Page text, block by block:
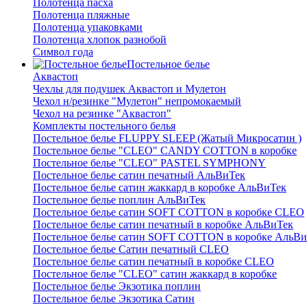
Полотенца пасха
Полотенца пляжные
Полотенца упаковками
Полотенца хлопок разнобой
Символ года
Постельное белье
Аквастоп
Чехлы для подушек Аквастоп и Мулетон
Чехол н/резинке "Мулетон" непромокаемый
Чехол на резинке "Аквастоп"
Комплекты постельного белья
Постельное белье FLUPPY SLEEP (Жатый Микросатин )
Постельное белье "CLEO" CANDY COTTON в коробке
Постельное белье "CLEO" PASTEL SYMPHONY
Постельное белье сатин печатный АльВиТек
Постельное белье сатин жаккард в коробке АльВиТек
Постельное белье поплин АльВиТек
Постельное белье сатин SOFT COTTON в коробке CLEO
Постельное белье сатин печатный в коробке АльВиТек
Постельное белье сатин SOFT COTTON в коробке
Постельное белье Сатин печатный CLEO
Постельное белье сатин печатный в коробке CLEO
Постельное белье "CLEO" сатин жаккард в коробке
Постельное белье Экзотика поплин
Постельное белье Экзотика Сатин